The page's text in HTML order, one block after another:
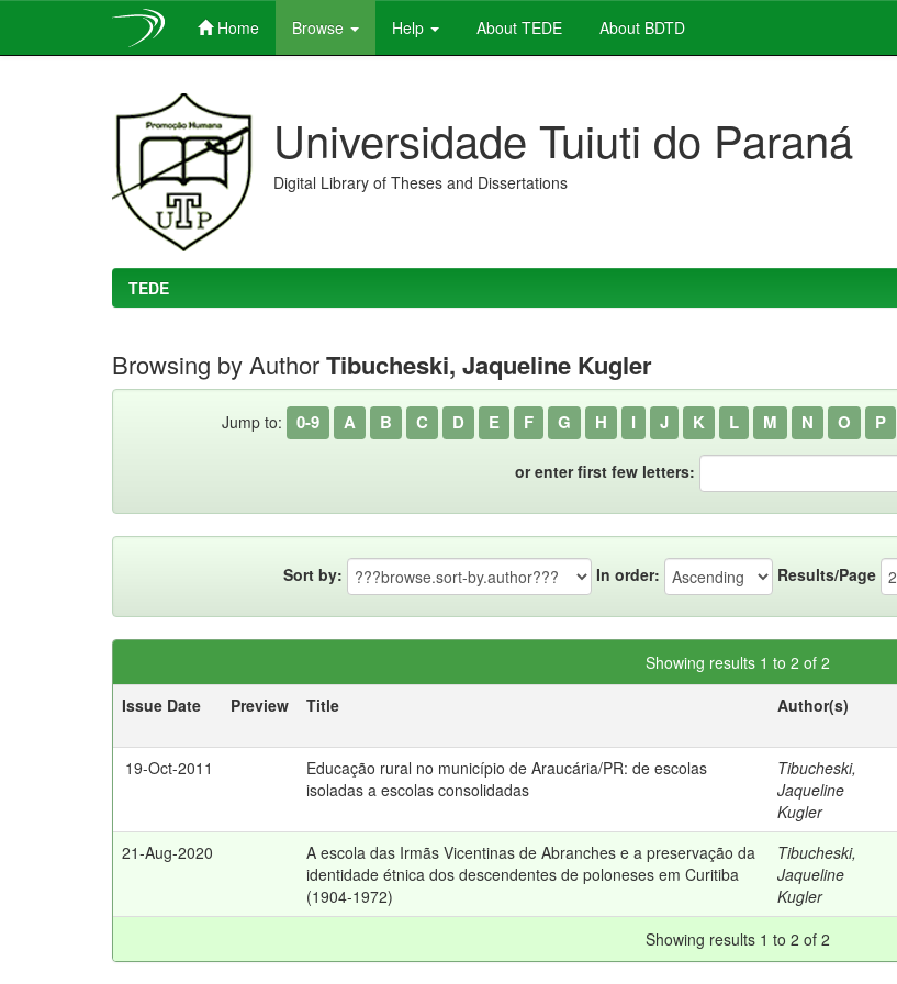
Home Browse Help About TEDE About BDTD
Universidade Tuiuti do Paraná
Digital Library of Theses and Dissertations
TEDE
Browsing by AuthorTibucheski, Jaqueline Kugler
Jump to: 0-9 A B C D E F G H I J K L M N O P
or enter first few letters:
Sort by: In order: Results/Page
Showing results 1 to 2 of 2
Issue Date
Preview Title Author(s)
19-Oct-2011
Educação rural no município de Araucária/PR: de escolas
isoladas a escolas consolidadas
Tibucheski,
Jaqueline
Kugler
21-Aug-2020
A escola das Irmãs Vicentinas de Abranches e a preservação da
identidade étnica dos descendentes de poloneses em Curitiba
(1904-1972)
Tibucheski,
Jaqueline
Kugler
Showing results 1 to 2 of 2